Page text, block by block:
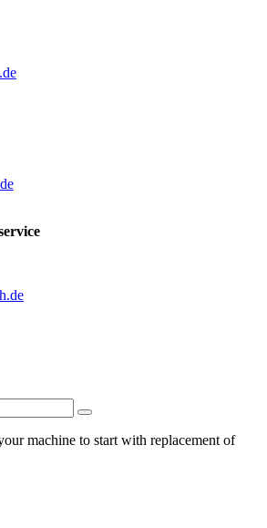
machine to start with replacement of